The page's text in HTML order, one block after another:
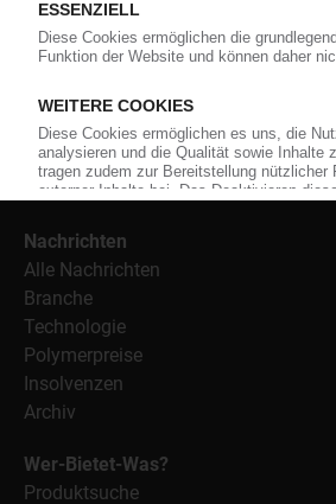
der Berichterstattung ist dabei die
Kunststoffe sowie Märkte,
Weiterhin bietet das KunststoffWeb
Bezugsquellen für den Einkauf sowie
Informationen wie Handelsnamen
Nachrichten
Alle Nachrichten
Branche
Technologie
Polymerpreise
Insolvenzen
Archiv
Wer-Bietet-Was?
Produktsuche